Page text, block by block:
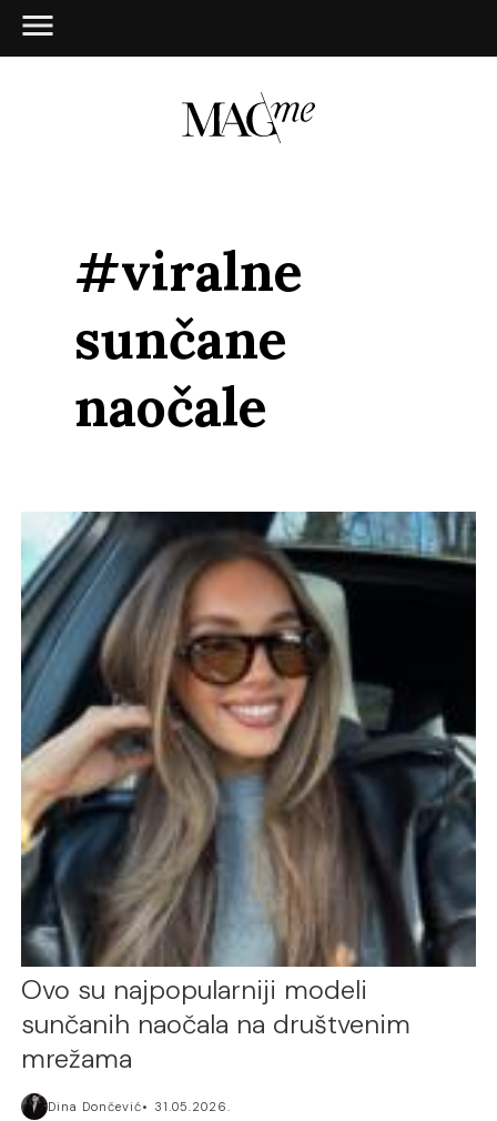
#viralne
sunčane
naočale
Ovo su najpopularniji modeli
sunčanih naočala na društvenim
mrežama
Dina Dončević 31.05.2026.